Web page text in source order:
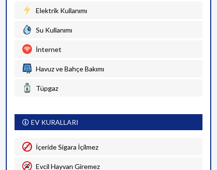
Elektrik Kullanımı
Su Kullanımı
İnternet
Havuz ve Bahçe Bakımı
Tüpgaz
EV KURALLARI
İçeride Sigara İçilmez
Evcil Hayvan Giremez